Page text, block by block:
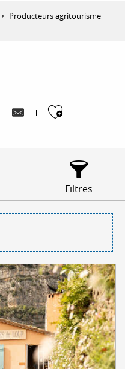
Producteurs agritourisme
Filtres